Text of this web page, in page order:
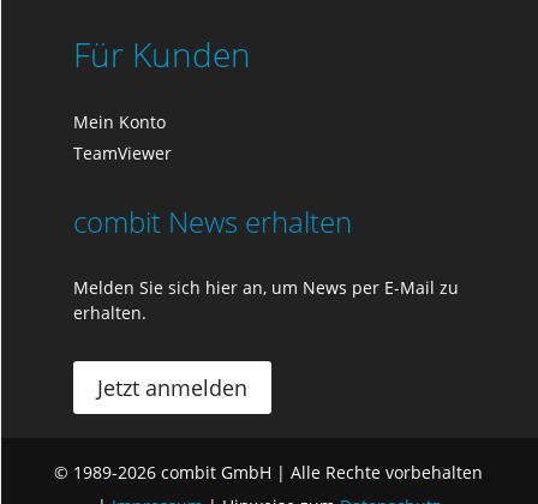
Für Kunden
Mein Konto
TeamViewer
combit News erhalten
Melden Sie sich hier an, um News per E-Mail zu
erhalten.
Jetzt anmelden
© 1989-2026 combit GmbH | Alle Rechte vorbehalten